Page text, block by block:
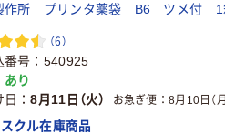
作所 プリンタ薬袋 B6 ツメ付 1箱
（6）
番号
540925
あり
日
8月11日（火） お急ぎ便 8月10日（月
クル在庫商品